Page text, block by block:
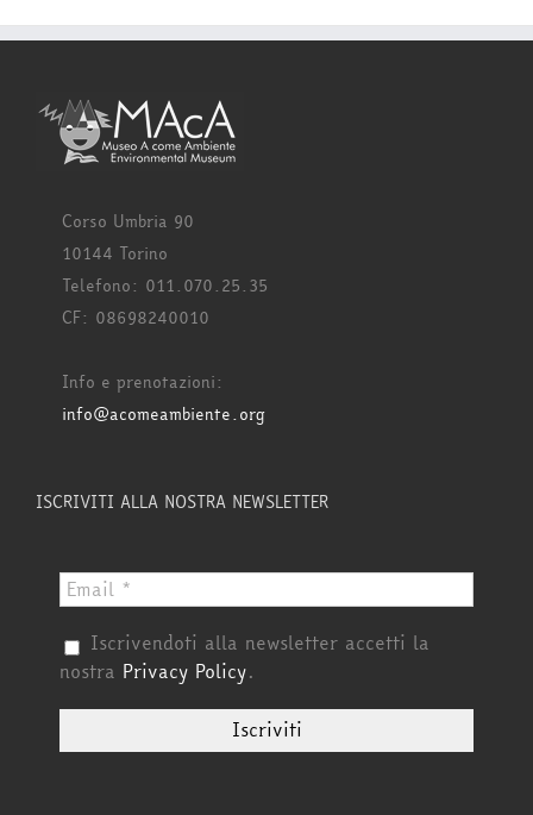
Corso Umbria 90
10144 Torino
Telefono: 011.070.25.35
CF: 08698240010
Info e prenotazioni:
info@acomeambiente.org
ISCRIVITI ALLA NOSTRA NEWSLETTER
Iscrivendoti alla newsletter accetti la
nostra Privacy Policy.